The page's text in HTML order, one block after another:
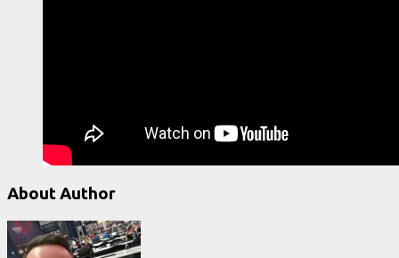
About Author